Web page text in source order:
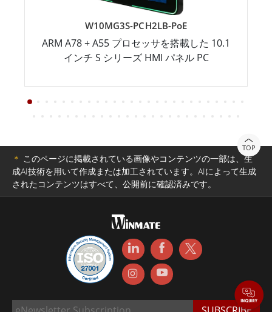
W10MG3S-PCH2LB-PoE
ARM A78 + A55 プロセッサを搭載した 10.1
インチ S シリーズ HMI パネル PC
TOP
＊ このページに掲載されている画像やコンテンツの一部は、生
成AI技術を用いて作成または加工されています。AIによって生成
されたコンテンツはすべて、公開前に確認済みです。